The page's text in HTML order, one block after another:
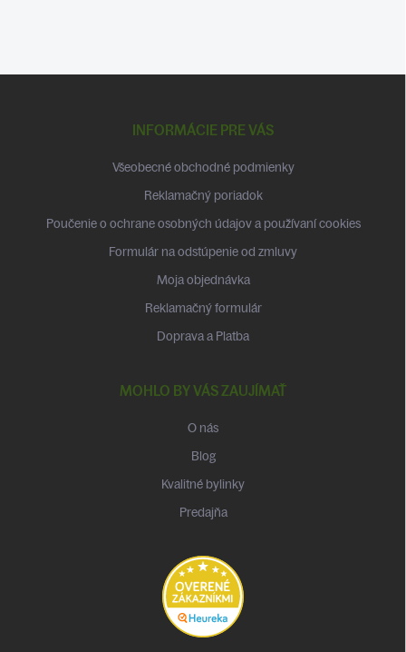
INFORMÁCIE PRE VÁS
Všeobecné obchodné podmienky
Reklamačný poriadok
Poučenie o ochrane osobných údajov a používaní cookies
Formulár na odstúpenie od zmluvy
Moja objednávka
Reklamačný formulár
Doprava a Platba
MOHLO BY VÁS ZAUJÍMAŤ
O nás
Blog
Kvalitné bylinky
Predajňa